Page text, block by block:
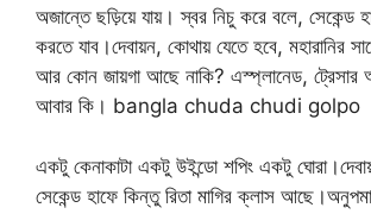
অজান্তে ছড়িয়ে যায়। স্বর নিচু করে বলে, সেকেন্ড
করতে যাব।দেবায়ন, কোথায় যেতে হবে, মহারানির
আর কোন জায়গা আছে নাকি? এস্প্লানেড, ট্রেসার
আবার কি। bangla chuda chudi golpo
একটু কেনাকাটা একটু উইন্ডো শপিং একটু
সেকেন্ড হাফে কিন্তু রিতা মাগির ক্লাস